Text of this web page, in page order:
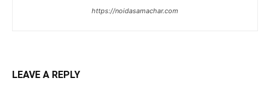
https://noidasamachar.com
LEAVE A REPLY